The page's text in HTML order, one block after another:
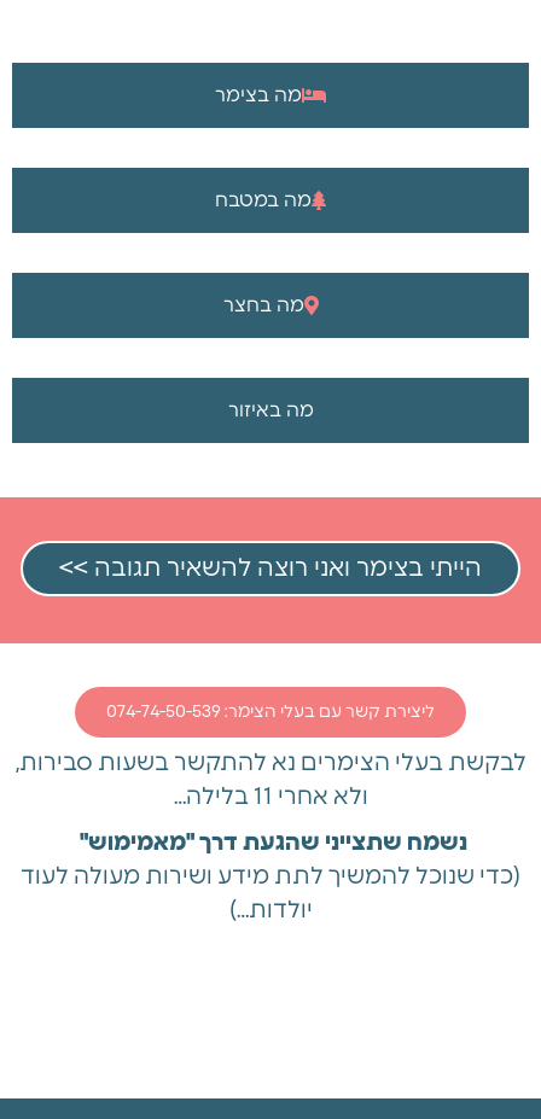
מה בצימר
מה במטבח
מה בחצר
מה באיזור
הייתי בצימר ואני רוצה להשאיר תגובה >>
ליצירת קשר עם בעלי הצימר: 074-74-50-539
לבקשת בעלי הצימרים נא להתקשר בשעות סבירות,
ולא אחרי 11 בלילה…
נשמח שתצייני שהגעת דרך "מאמימוש"
(כדי שנוכל להמשיך לתת מידע ושירות מעולה לעוד
יולדות…)